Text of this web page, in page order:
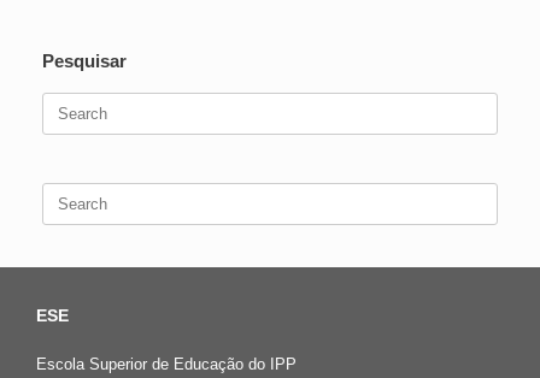
Pesquisar
Search
Search
ESE
Escola Superior de Educação do IPP